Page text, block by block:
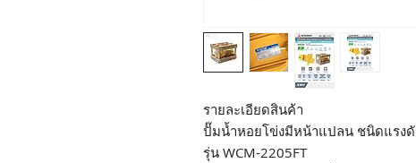
รายละเอียดสินค้า
ปั๊มน้ำหอยโข่งมีหน้าแปลน ชนิดแรงดั
รุ่น WCM-2205FT